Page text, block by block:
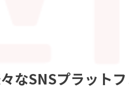
なSNSプラット